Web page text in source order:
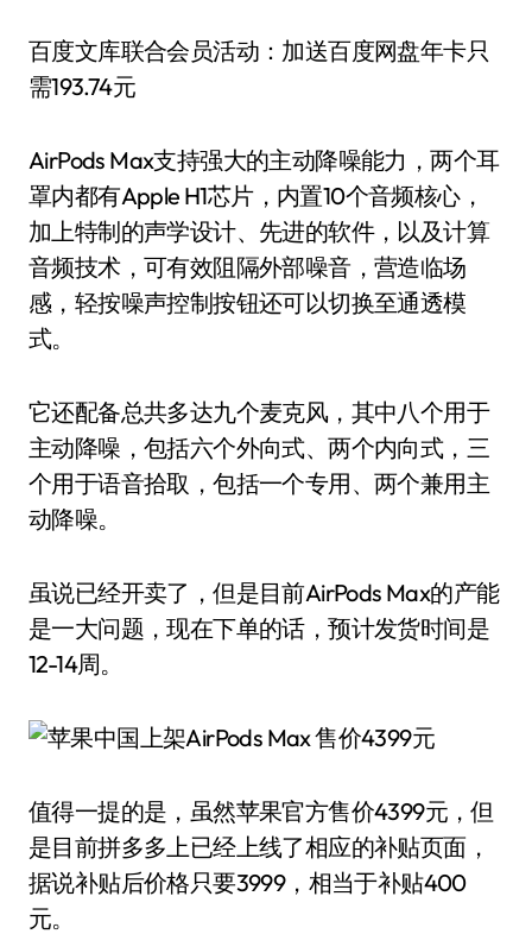
百度文库联合会员活动：加送百度网盘年卡只
需193.74元
AirPods Max支持强大的主动降噪能力，两个耳
罩内都有Apple H1芯片，内置10个音频核心，
加上特制的声学设计、先进的软件，以及计算
音频技术，可有效阻隔外部噪音，营造临场
感，轻按噪声控制按钮还可以切换至通透模
式。
它还配备总共多达九个麦克风，其中八个用于
主动降噪，包括六个外向式、两个内向式，三
个用于语音拾取，包括一个专用、两个兼用主
动降噪。
虽说已经开卖了，但是目前AirPods Max的产能
是一大问题，现在下单的话，预计发货时间是
12-14周。
值得一提的是，虽然苹果官方售价4399元，但
是目前拼多多上已经上线了相应的补贴页面，
据说补贴后价格只要3999，相当于补贴400
元。